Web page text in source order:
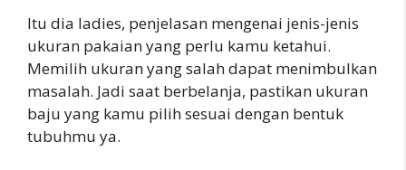
Itu dia ladies, penjelasan mengenai jenis-jenis
ukuran pakaian yang perlu kamu ketahui.
Memilih ukuran yang salah dapat menimbulkan
masalah. Jadi saat berbelanja, pastikan ukuran
baju yang kamu pilih sesuai dengan bentuk
tubuhmu ya.